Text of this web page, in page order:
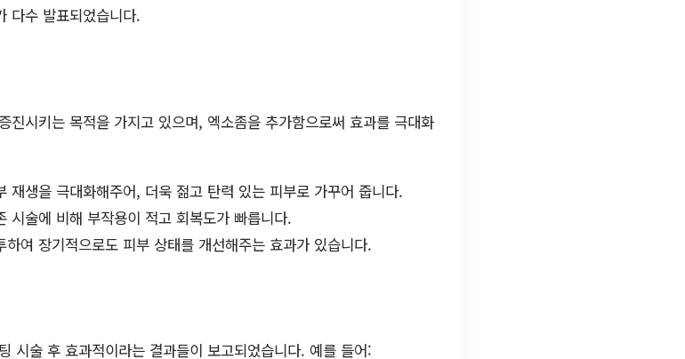
다수 발표되었습니다.
진시키는 목적을 가지고 있으며, 엑소좀을 추가함으로써 효과를 극대화
재생을 극대화해주어, 더욱 젊고 탄력 있는 피부로 가꾸어 줍니다.
시술에 비해 부작용이 적고 회복도가 빠릅니다.
하여 장기적으로도 피부 상태를 개선해주는 효과가 있습니다.
시술 후 효과적이라는 결과들이 보고되었습니다. 예를 들어: